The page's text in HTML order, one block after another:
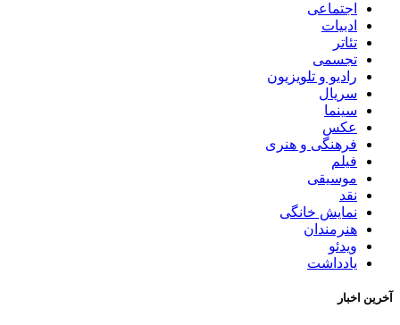
اجتماعی
ادبیات
تئاتر
تجسمی
رادیو و تلویزیون
سریال
سینما
عکس
فرهنگی و هنری
فیلم
موسیقی
نقد
نمایش خانگی
هنرمندان
ویدئو
یادداشت
آخرین اخبار